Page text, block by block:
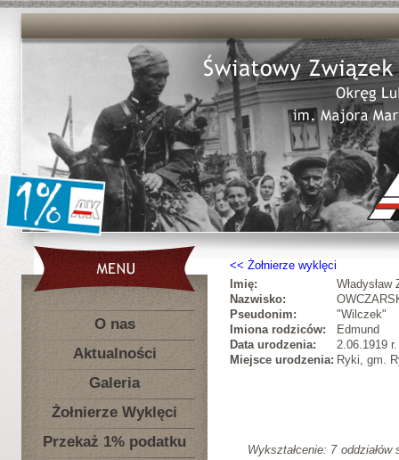
O nas
Aktualności
Galeria
Żołnierze Wyklęci
Przekaż 1% podatku
Żołnierze wyklęci
Imię:
Władysław
Nazwisko:
Pseudonim:
"Wilczek"
Imiona rodziców:
Edmund
Data urodzenia:
2.06.1919 r.
Miejsce urodzenia: Ryki, gm.
Wykształcenie: 7